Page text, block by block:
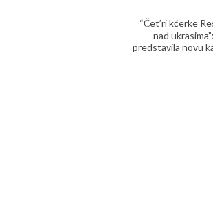
“Čet’ri kćerke
nad
predstavila novu